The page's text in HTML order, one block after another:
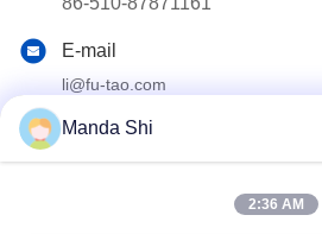
E-mail
li@fu-tao.com
Địa chỉ
Số 1 Đường Xinghe, Khu Công
Manda Shi
2:36 AM